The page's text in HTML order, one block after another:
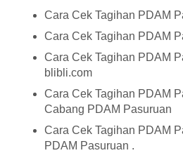
Cara Cek Tagihan PDAM
Cara Cek Tagihan PDAM
Cara Cek Tagihan PDAM
blibli.com
Cara Cek Tagihan PDAM
Cabang PDAM Pasuruan
Cara Cek Tagihan PDAM
PDAM Pasuruan .